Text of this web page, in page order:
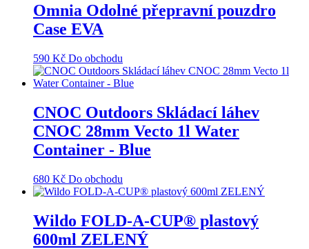
Omnia Odolné přepravní pouzdro
Case EVA
590 Kč Do obchodu
CNOC Outdoors Skládací láhev
CNOC 28mm Vecto 1l Water
Container - Blue
680 Kč Do obchodu
Wildo FOLD-A-CUP® plastový
600ml ZELENÝ